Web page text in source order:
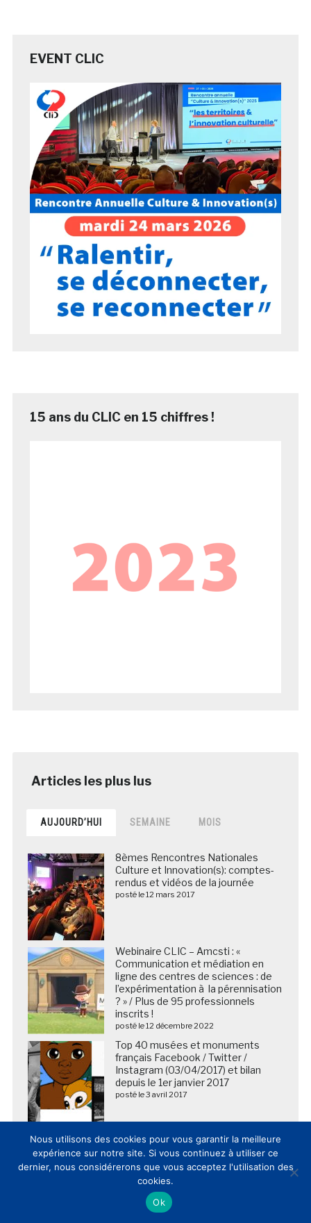
EVENT CLIC
15 ans du CLIC en 15 chiffres !
AUJOURD’HUI SEMAINE MOIS
8èmes Rencontres Nationales
Culture et Innovation(s): comptes-
rendus et vidéos de la journée
posté le 12 mars 2017
Webinaire CLIC – Amcsti : «
Communication et médiation en
ligne des centres de sciences : de
l’expérimentation à la pérennisation
? » / Plus de 95 professionnels
inscrits !
posté le 12 décembre 2022
Top 40 musées et monuments
français Facebook / Twitter /
Instagram (03/04/2017) et bilan
depuis le 1er janvier 2017
posté le 3 avril 2017
Osamu Tezuka, « dieu » du manga et
père d’Astro Boy, fait son entrée
dans le Google Art Project
posté le 10 avril 2014
Nous utilisons des cookies pour vous garantir la meilleure
expérience sur notre site. Si vous continuez à utiliser ce
dernier, nous considérerons que vous acceptez l'utilisation des
cookies.
Ok